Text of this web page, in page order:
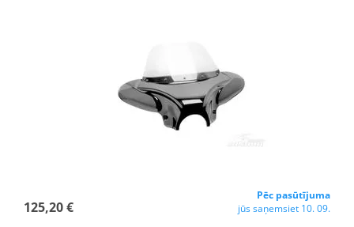
125,20 €
Pēc pasūtījuma
jūs saņemsiet 10. 09.